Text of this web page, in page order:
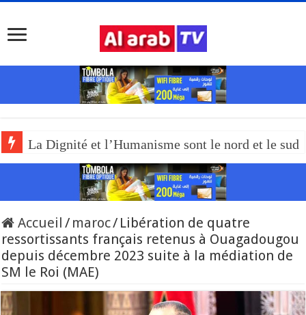
La Dignité et l’Humanisme sont le nord et le
Accueil / maroc/ Libération de quatre
ressortissants français retenus à Ouagadougou
depuis décembre 2023 suite à la médiation de
SM le Roi (MAE)